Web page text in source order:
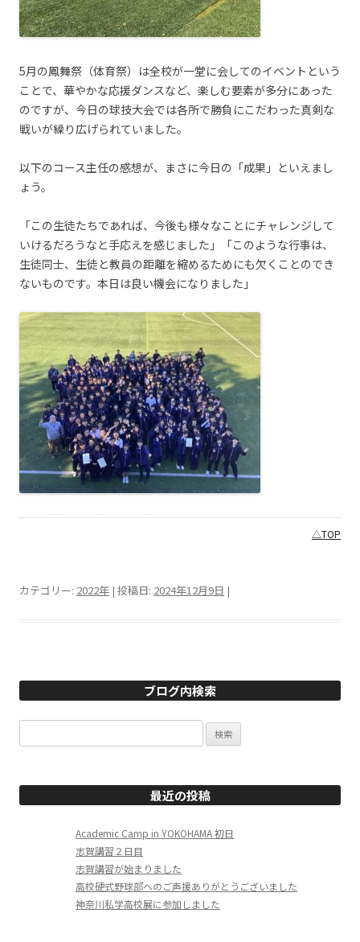
5月の鳳舞祭（体育祭）は全校が一堂に会してのイベントという
ことで、華やかな応援ダンスなど、楽しむ要素が多分にあった
のですが、今日の球技大会では各所で勝負にこだわった真剣な
戦いが繰り広げられていました。
以下のコース主任の感想が、まさに今日の「成果」といえまし
ょう。
「この生徒たちであれば、今後も様々なことにチャレンジして
いけるだろうなと手応えを感じました」「このような行事は、
生徒同士、生徒と教員の距離を縮めるためにも欠くことのでき
ないものです。本日は良い機会になりました」
△TOP
カテゴリー: 2022年 | 投稿日: 2024年12月9日 |
ブログ内検索
索:
最近の投稿
Academic Camp in YOKOHAMA 初日
志賀講習２日目
志賀講習が始まりました
高校硬式野球部へのご声援ありがとうございました
神奈川私学高校展に参加しました